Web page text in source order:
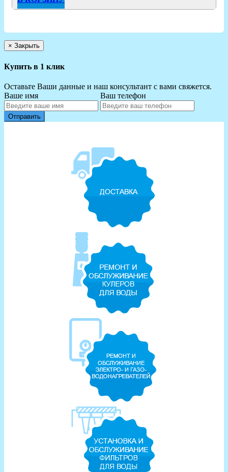
× Закрыть
Купить в 1 клик
Оставьте Ваши данные и наш консультант с вами свяжется.
Ваше имя
Ваш телефон
Отправить